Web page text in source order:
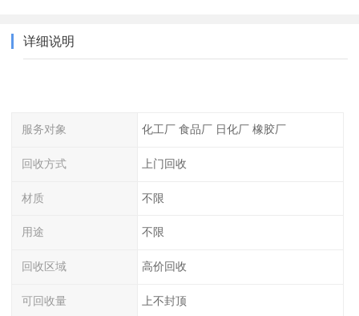
详细说明
服务对象 化工厂 食品厂 日化厂 橡胶厂
回收方式 上门回收
材质 不限
用途 不限
回收区域 高价回收
可回收量 上不封顶